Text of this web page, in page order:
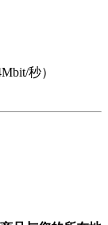
秒）